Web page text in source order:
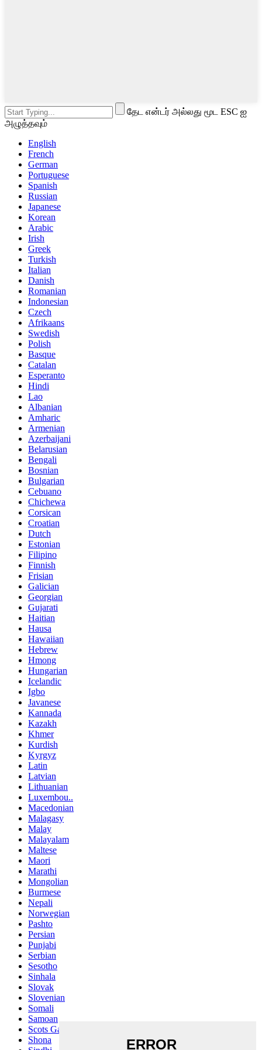
தேட என்டர் அல்லது மூட ESC ஐ
அழுத்தவும்
English
French
German
Portuguese
Spanish
Russian
Japanese
Korean
Arabic
Irish
Greek
Turkish
Italian
Danish
Romanian
Indonesian
Czech
Afrikaans
Swedish
Polish
Basque
Catalan
Esperanto
Hindi
Lao
Albanian
Amharic
Armenian
Azerbaijani
Belarusian
Bengali
Bosnian
Bulgarian
Cebuano
Chichewa
Corsican
Croatian
Dutch
Estonian
Filipino
Finnish
Frisian
Galician
Georgian
Gujarati
Haitian
Hausa
Hawaiian
Hebrew
Hmong
Hungarian
Icelandic
Igbo
Javanese
Kannada
Kazakh
Khmer
Kurdish
Kyrgyz
Latin
Latvian
Lithuanian
Luxembou..
Macedonian
Malagasy
Malay
Malayalam
Maltese
Maori
Marathi
Mongolian
Burmese
Nepali
Norwegian
Pashto
Persian
Punjabi
Serbian
Sesotho
Sinhala
Slovak
Slovenian
Somali
Samoan
Scots Gaelic
Shona